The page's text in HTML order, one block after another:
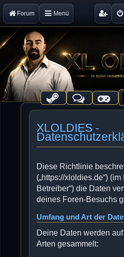
Forum Menü
XLOLDIES -
Diese Richtlinie
(„https://xloldies.de“)
Betreiber“) die Daten
deines Foren-Besuchs
Umfang und Art der
Deine Daten werden
Arten gesammelt: